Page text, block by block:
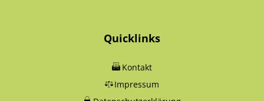
Quicklinks
Kontakt
Impressum